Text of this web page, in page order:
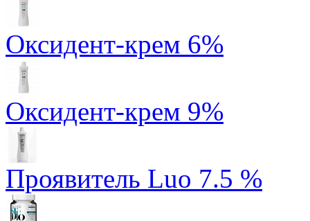
Оксидент-крем 6%
Оксидент-крем 9%
Проявитель Luo 7.5 %